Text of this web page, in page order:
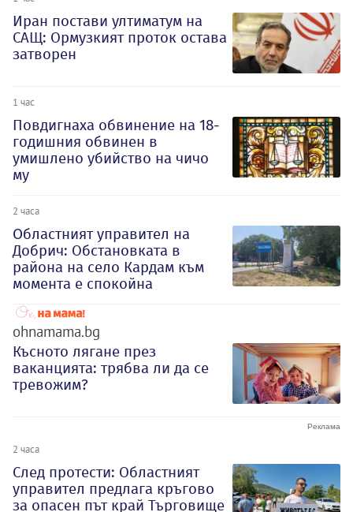
Иран постави ултиматум на
САЩ: Ормузкият проток остава
затворен
1 час
Повдигнаха обвинение на 18-
годишния обвинен в
умишлено убийство на чичо
му
2 часа
Oбластният управител на
Добрич: Обстановката в
района на село Кардам към
момента е спокойна
ohnamama.bg
Късното лягане през
ваканцията: трябва ли да се
тревожим?
2 часа
След протести: Областният
управител предлага кръгово
за опасен път край Търговище